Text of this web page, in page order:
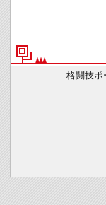
格闘技ポ